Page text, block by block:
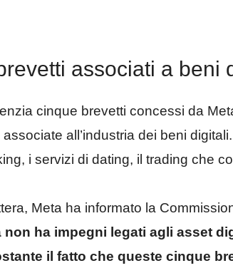
associati a beni
cinque brevetti concessi da
all’industria dei beni
i servizi di dating, il trading che
Meta ha informato la
non ha impegni legati agli asset
il fatto che queste cinque